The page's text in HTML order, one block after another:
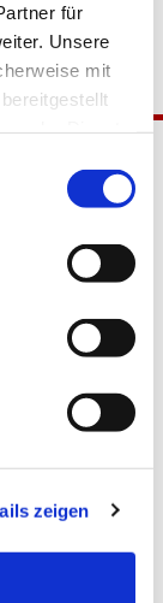
für
Unsere
mit
zeigen